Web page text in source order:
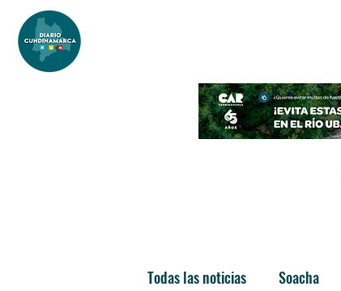
Todas las noticias Soacha